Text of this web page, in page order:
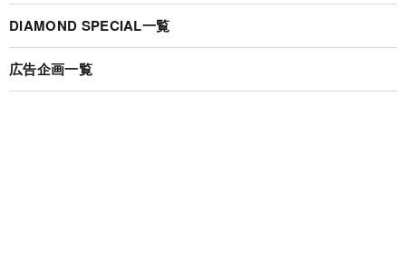
DIAMOND SPECIAL一覧
広告企画一覧